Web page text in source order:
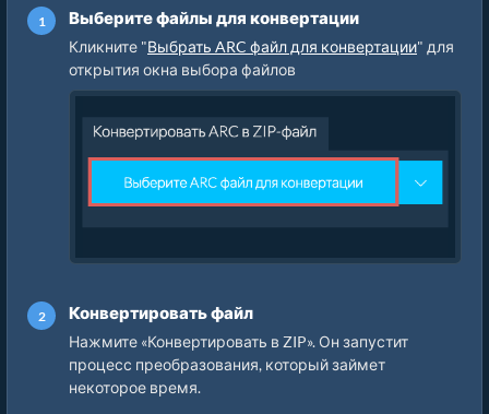
Выберите файлы для конвертации
Кликните "Выбрать ARC файл для конвертации" для
открытия окна выбора файлов
Конвертировать файл
Нажмите «Конвертировать в ZIP». Он запустит
процесс преобразования, который займет
некоторое время.